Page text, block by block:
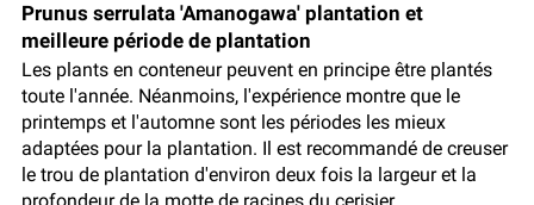
Prunus serrulata 'Amanogawa' plantation et
meilleure période de plantation
Les plants en conteneur peuvent en principe être plantés
toute l'année. Néanmoins, l'expérience montre que le
printemps et l'automne sont les périodes les mieux
adaptées pour la plantation. Il est recommandé de creuser
le trou de plantation d'environ deux fois la largeur et la